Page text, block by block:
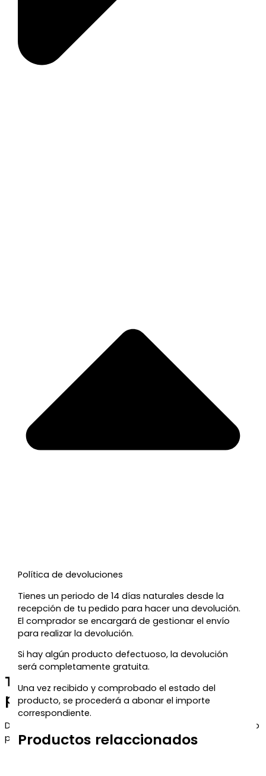
Política de devoluciones
Tienes un periodo de 14 días naturales desde la
recepción de tu pedido para hacer una devolución.
El comprador se encargará de gestionar el envío
para realizar la devolución.
Si hay algún producto defectuoso, la devolución
será completamente gratuita.
Una vez recibido y comprobado el estado del
producto, se procederá a abonar el importe
correspondiente.
Productos relaccionados
Te regalamos un 5% de descuento
para tu próxima compra
Déjanos tu correo y te enviaremos el código de descuento
para que puedas aprovecharlo en tu próximo pedido.